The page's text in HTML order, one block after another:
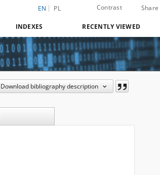
EN PL Contrast Share
INDEXES RECENTLY VIEWED
Download bibliography description